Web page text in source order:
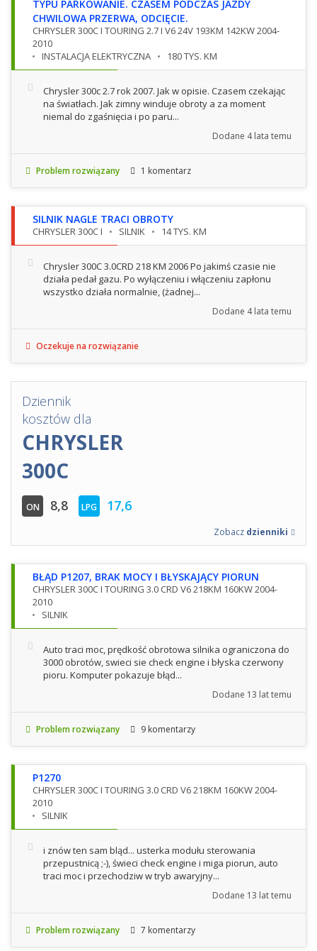
TYPU PARKOWANIE. CZASEM PODCZAS JAZDY
CHWILOWA PRZERWA, ODCIĘCIE.
CHRYSLER 300C I TOURING 2.7 I V6 24V 193KM 142KW 2004-
2010
INSTALACJA ELEKTRYCZNA
180 TYS. KM
Chrysler 300c 2.7 rok 2007. Jak w opisie. Czasem czekając
na światłach. Jak zimny winduje obroty a za moment
niemal do zgaśnięcia i po paru...
Dodane 4 lata temu
Problem rozwiązany 1 komentarz
SILNIK NAGLE TRACI OBROTY
CHRYSLER 300C I SILNIK 14 TYS. KM
Chrysler 300C 3.0CRD 218 KM 2006 Po jakimś czasie nie
działa pedał gazu. Po wyłączeniu i włączeniu zapłonu
wszystko działa normalnie, (żadnej...
Dodane 4 lata temu
Oczekuje na rozwiązanie
Dziennik
kosztów dla
CHRYSLER
300C
ON 8,8 LPG 17,6
Zobacz dzienniki
BŁĄD P1207, BRAK MOCY I BŁYSKAJĄCY PIORUN
CHRYSLER 300C I TOURING 3.0 CRD V6 218KM 160KW 2004-
2010
SILNIK
Auto traci moc, prędkość obrotowa silnika ograniczona do
3000 obrotów, swieci sie check engine i błyska czerwony
pioru. Komputer pokazuje błąd...
Dodane 13 lat temu
Problem rozwiązany 9 komentarzy
P1270
CHRYSLER 300C I TOURING 3.0 CRD V6 218KM 160KW 2004-
2010
SILNIK
i znów ten sam bląd... usterka modułu sterowania
przepustnicą ;-), świeci check engine i miga piorun, auto
traci moc i przechodziw w tryb awaryjny...
Dodane 13 lat temu
Problem rozwiązany 7 komentarzy